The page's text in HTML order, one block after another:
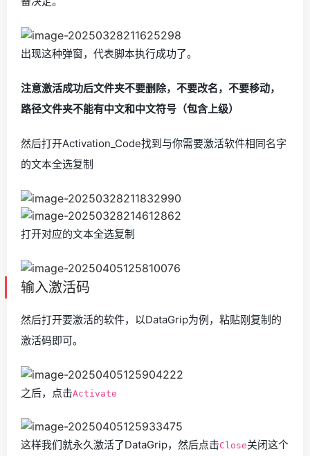
出现这种弹窗，代表脚本执行成功了。
注意激活成功后文件夹不要删除，不要改名，不要移动，
路径文件夹不能有中文和中文符号（包含上级）
然后打开Activation_Code找到与你需要激活软件相同名字
的文本全选复制
打开对应的文本全选复制
输入激活码
然后打开要激活的软件，以DataGrip为例，粘贴刚复制的
激活码即可。
之后，点击Activate
这样我们就永久激活了DataGrip，然后点击Close关闭这个